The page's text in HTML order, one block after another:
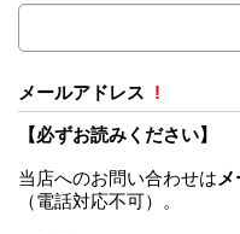
メールアドレス !
【必ずお読みください】
当店へのお問い合わせは
（電話対応不可）。